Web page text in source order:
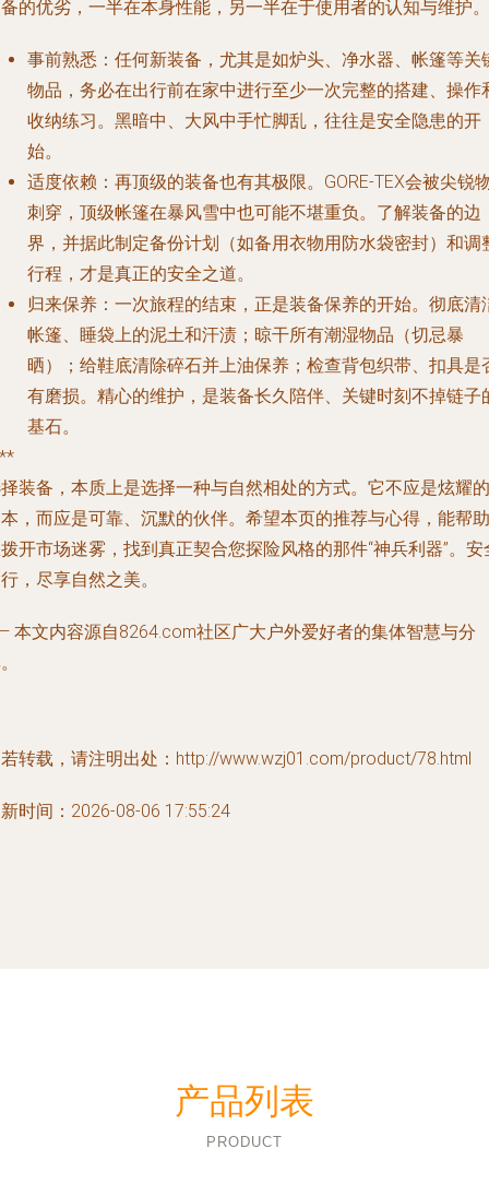
的优劣，一半在本身性能，另一半在于使用者的认知与维护。
事前熟悉 ：任何新装备，尤其是如炉头、净水器、帐篷等关
物品，务必在出行前在家中进行至少一次完整的搭建、操作
收纳练习。黑暗中、大风中手忙脚乱，往往是安全隐患的开
始。
适度依赖 ：再顶级的装备也有其极限。GORE-TEX会被尖锐
刺穿，顶级帐篷在暴风雪中也可能不堪重负。了解装备的边
界，并据此制定备份计划（如备用衣物用防水袋密封）和调
行程，才是真正的安全之道。
归来保养 ：一次旅程的结束，正是装备保养的开始。彻底清
帐篷、睡袋上的泥土和汗渍；晾干所有潮湿物品（切忌暴
晒）；给鞋底清除碎石并上油保养；检查背包织带、扣具是
有磨损。精心的维护，是装备长久陪伴、关键时刻不掉链子
基石。
装备，本质上是选择一种与自然相处的方式。它不应是炫耀的
，而应是可靠、沉默的伙伴。希望本页的推荐与心得，能帮助
开市场迷雾，找到真正契合您探险风格的那件“神兵利器”。安
，尽享自然之美。
本文内容源自8264.com社区广大户外爱好者的集体智慧与分
转载，请注明出处：http://www.wzj01.com/product/78.html
时间：2026-08-06 17:55:24
产品列表
PRODUCT